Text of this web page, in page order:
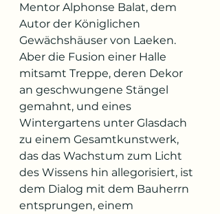
Mentor Alphonse Balat, dem
Autor der Königlichen
Gewächshäuser von Laeken.
Aber die Fusion einer Halle
mitsamt Treppe, deren Dekor
an geschwungene Stängel
gemahnt, und eines
Wintergartens unter Glasdach
zu einem Gesamtkunstwerk,
das das Wachstum zum Licht
des Wissens hin allegorisiert, ist
dem Dialog mit dem Bauherrn
entsprungen, einem